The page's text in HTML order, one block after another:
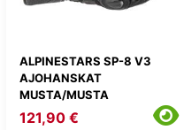
ALPINESTARS SP-8 V3
AJOHANSKAT
MUSTA/MUSTA
121,90 €